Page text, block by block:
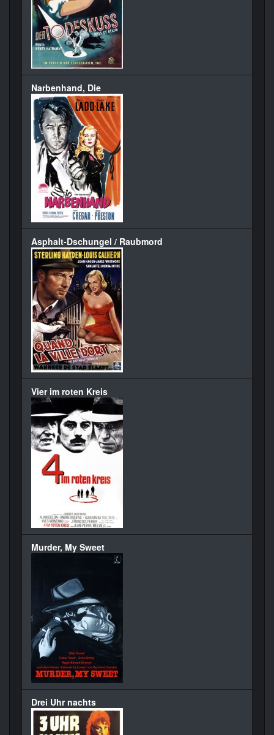
Narbenhand, Die
Asphalt-Dschungel / Raubmord
Vier im roten Kreis
Murder, My Sweet
Drei Uhr nachts